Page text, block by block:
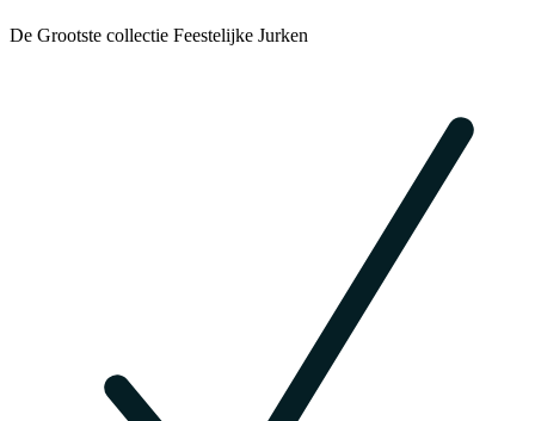
De Grootste collectie Feestelijke Jurken